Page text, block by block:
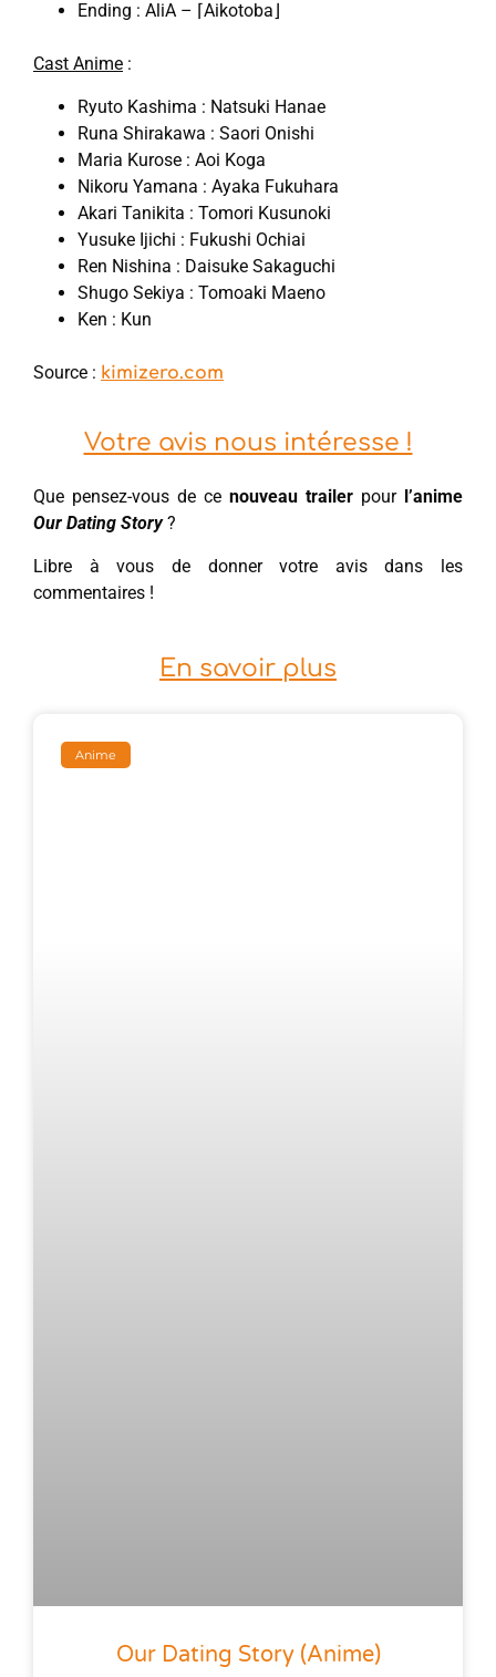
Ending : AliA – ⌈Aikotoba⌋
Cast Anime :
Ryuto Kashima : Natsuki Hanae
Runa Shirakawa : Saori Onishi
Maria Kurose : Aoi Koga
Nikoru Yamana : Ayaka Fukuhara
Akari Tanikita : Tomori Kusunoki
Yusuke Ijichi : Fukushi Ochiai
Ren Nishina : Daisuke Sakaguchi
Shugo Sekiya : Tomoaki Maeno
Ken : Kun
Source : kimizero.com
Votre avis nous intéresse !
Que pensez-vous de ce nouveau trailer pourl’anime
Our Dating Story?
Libre à vous de donner votre avis dans les
commentaires !
En savoir plus
Anime
Our Dating Story (anime)